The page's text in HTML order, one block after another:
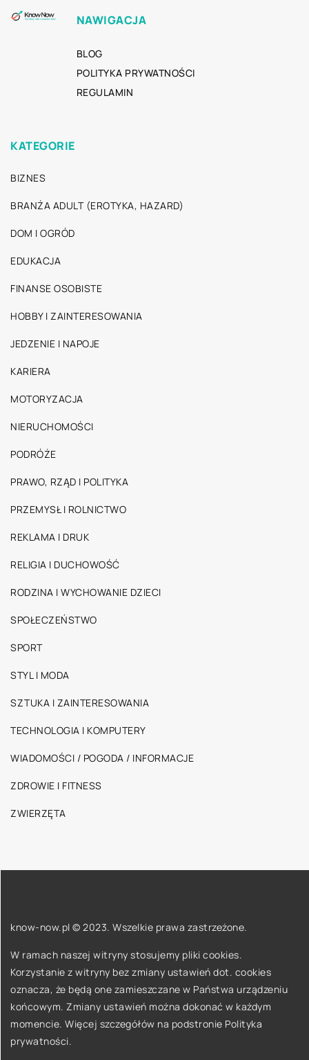
NAWIGACJA
BLOG
POLITYKA PRYWATNOŚCI
REGULAMIN
KATEGORIE
BIZNES
BRANŻA ADULT (EROTYKA, HAZARD)
DOM I OGRÓD
EDUKACJA
FINANSE OSOBISTE
HOBBY I ZAINTERESOWANIA
JEDZENIE I NAPOJE
KARIERA
MOTORYZACJA
NIERUCHOMOŚCI
PODRÓŻE
PRAWO, RZĄD I POLITYKA
PRZEMYSŁ I ROLNICTWO
REKLAMA I DRUK
RELIGIA I DUCHOWOŚĆ
RODZINA I WYCHOWANIE DZIECI
SPOŁECZEŃSTWO
SPORT
STYL I MODA
SZTUKA I ZAINTERESOWANIA
TECHNOLOGIA I KOMPUTERY
WIADOMOŚCI / POGODA / INFORMACJE
ZDROWIE I FITNESS
ZWIERZĘTA
know-now.pl © 2023. Wszelkie prawa zastrzeżone.
W ramach naszej witryny stosujemy pliki cookies.
Korzystanie z witryny bez zmiany ustawień dot. cookies
oznacza, że będą one zamieszczane w Państwa urządzeniu
końcowym. Zmiany ustawień można dokonać w każdym
momencie. Więcej szczegółów na podstronie Polityka
prywatności.